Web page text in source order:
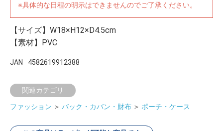
※具体的な日程の明示はできませんのでご了承ください。
【サイズ】W18×H12×D4.5cm
【素材】PVC
JAN 4582619912388
関連カテゴリ
ファッション ＞ バック・カバン・財布 ＞ ポーチ・ケース